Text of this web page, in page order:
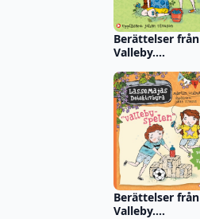
Berättelser från
Valleby.
Berättelser från
Valleby.